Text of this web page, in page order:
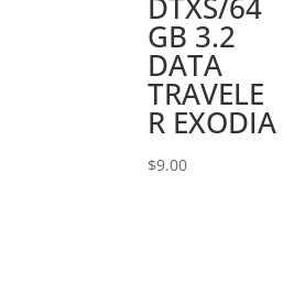
DTXS/64
GB 3.2
DATA
TRAVELE
R EXODIA
$9.00